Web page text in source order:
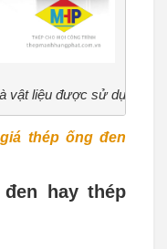
vật liệu được sử dụng
thép ống đen
hay thép